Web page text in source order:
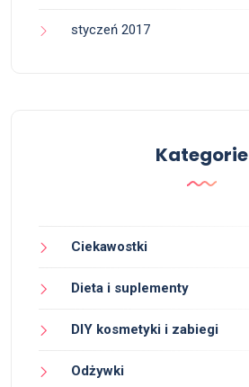
styczeń 2017
Kategorie
Ciekawostki
Dieta i suplementy
DIY kosmetyki i zabiegi
Odżywki